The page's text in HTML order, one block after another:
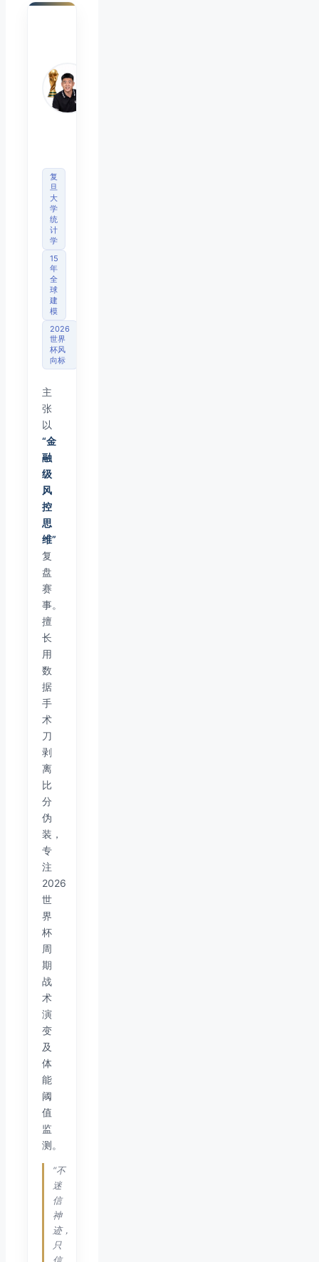
复
旦
大
学
统
计
学
15
年
全
球
建
模
2026
世界
杯风
向标
主
张
以
“金
融
级
风
控
思
维”
复
盘
赛
事。
擅
长
用
数
据
手
术
刀
剥
离
比
分
伪
装，
专
注
2026
世
界
杯
周
期
战
术
演
变
及
体
能
阈
值
监
测。
“不
迷
信
神
迹，
只